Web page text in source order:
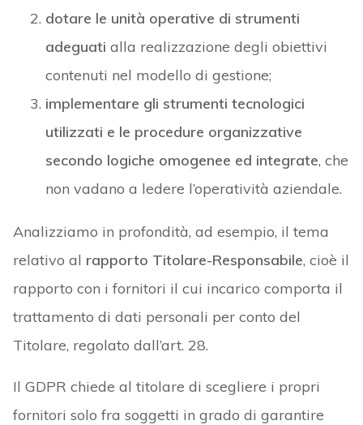
dotare le unità operative di strumenti
adeguati alla realizzazione degli obiettivi
contenuti nel modello di gestione;
implementare gli strumenti tecnologici
utilizzati e le procedure organizzative
secondo logiche omogenee ed integrate, che
non vadano a ledere l’operatività aziendale.
Analizziamo in profondità, ad esempio, il tema
relativo al rapporto Titolare-Responsabile, cioè il
rapporto con i fornitori il cui incarico comporta il
trattamento di dati personali per conto del
Titolare, regolato dall’art. 28.
Il GDPR chiede al titolare di scegliere i propri
fornitori solo fra soggetti in grado di garantire